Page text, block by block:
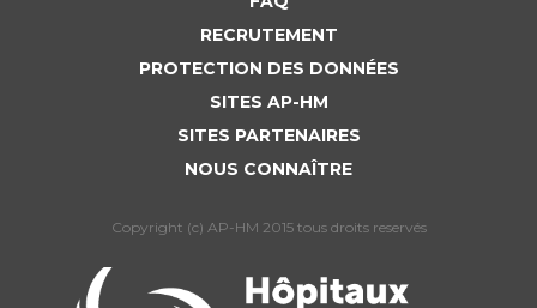
RECRUTEMENT
PROTECTION DES DONNÉES
SITES AP-HM
SITES PARTENAIRES
NOUS CONNAÎTRE
Copyright (c) AP-HM 2015 tous droits reservés